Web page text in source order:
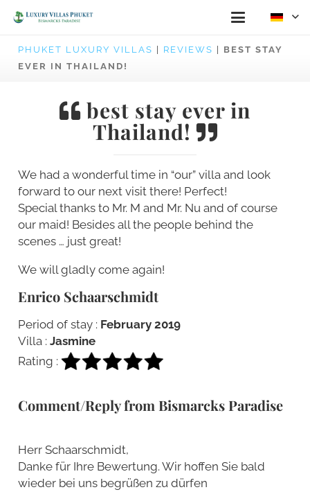
PHUKET LUXURY VILLAS REVIEWS
BEST STAY
EVER IN THAILAND!
best stay ever in
Thailand!
We had a wonderful time in “our” villa and look
forward to our next visit there! Perfect!
Special thanks to Mr. M and Mr. Nu and of course
our maid! Besides all the people behind the
scenes … just great!
We will gladly come again!
Enrico Schaarschmidt
Period of stay : February 2019
Villa : Jasmine
Rating :
Comment/Reply from Bismarcks Paradise
Herr Schaarschmidt,
Danke für Ihre Bewertung. Wir hoffen Sie bald
wieder bei uns begrüßen zu dürfen